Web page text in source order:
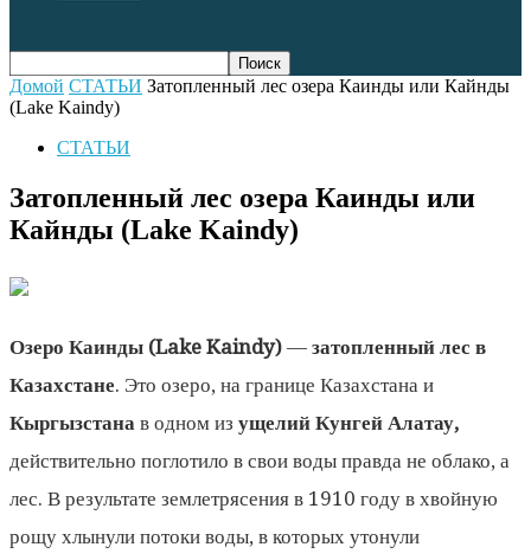
Домой СТАТЬИ Затопленный лес озера Каинды или Кайнды
(Lake Kaindy)
СТАТЬИ
Затопленный лес озера Каинды или
Кайнды (Lake Kaindy)
Озеро Каинды (Lake Kaindy) — затопленный лес в
Казахстане. Это озеро, на границе Казахстана и
Кыргызстана в одном из ущелий Кунгей Алатау,
действительно поглотило в свои воды правда не облако, а
лес. В результате землетрясения в 1910 году в хвойную
рощу хлынули потоки воды, в которых утонули